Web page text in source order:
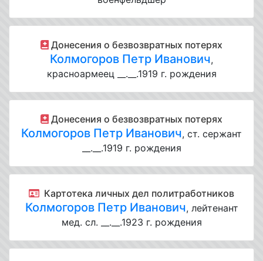
Донесения о безвозвратных потерях
Колмогоров Петр Иванович,
красноармеец __.__.1919 г. рождения
Донесения о безвозвратных потерях
Колмогоров Петр Иванович, ст. сержант
__.__.1919 г. рождения
Картотека личных дел политработников
Колмогоров Петр Иванович, лейтенант
мед. сл. __.__.1923 г. рождения